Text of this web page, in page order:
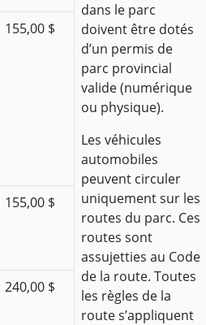
dans le parc
doivent être dotés
d’un permis de
parc provincial
valide (numérique
ou physique).
Les véhicules
automobiles
peuvent circuler
uniquement sur les
routes du parc. Ces
routes sont
assujetties au Code
de la route. Toutes
les règles de la
route s’appliquent
155,00 $
155,00 $
240,00 $